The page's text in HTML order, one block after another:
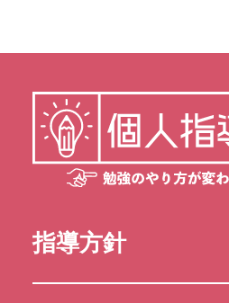
指導方針